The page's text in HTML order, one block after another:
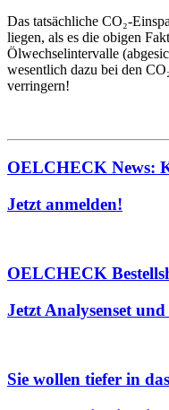
Das tatsächliche CO₂-
liegen, als es die obigen
Ölwechselintervalle
wesentlich dazu bei den
verringern!
OELCHECK News:
Jetzt anmelden!
OELCHECK
Jetzt Analysenset
Sie wollen tiefer in